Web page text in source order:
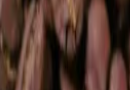
Další produkty zdravé snídaně
Sušenky
Další kategorie
kategorie